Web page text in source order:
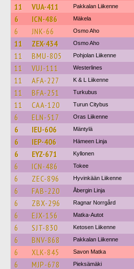
11 VUA-411 Pakkalan Liikenne
6 ICN-486 Mäkela
6 JNK-66 Osmo Aho
11 ZEX-434 Osmo Aho
11 BMU-805 Pohjolan Liikenne
11 VUJ-111 Westerlines
11 AFA-227 K & L Liikenne
11 BFA-251 Turkubus
11 CAA-120 Turun Citybus
6 ELN-517 Oras Liikenne
6 IEU-606 Mäntylä
6 IEP-406 Hämeen Linja
6 EYZ-671 Kyllonen
6 ICN-486 Tokee
6 ZEC-896 Hyvinkään Liikenne
6 FAB-220 Åbergin Linja
6 ZBX-296 Ragnar Norrgård
6 EJX-156 Matka-Autot
6 SJT-830 Ketosen Liikenne
6 BNV-868 Pakkalan Liikenne
6 XLK-845 Savon Matka
6 MJP-678 Pieksämäki